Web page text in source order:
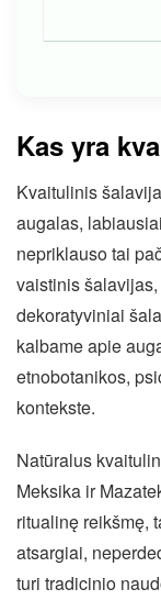
Kas yra
Kvaitulinis
augalas,
nepriklauso tai
vaistinis
dekoratyviniai
kalbame apie
etnobotanikos,
kontekste.
Natūralus
Meksika ir
ritualinę reikšmę,
atsargiai,
turi tradicinio